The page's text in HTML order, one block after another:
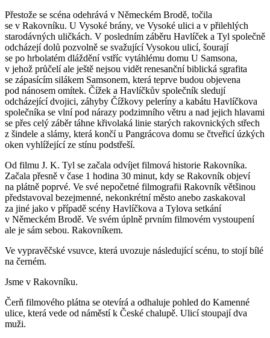
Přestože se scéna odehrává v Německém Brodě, točila
se v Rakovníku. U Vysoké brány, ve Vysoké ulici a v přilehlých
starodávných uličkách. V posledním záběru Havlíček a Tyl společně
odcházejí dolů pozvolně se svažující Vysokou ulicí, šourají
se po hrbolatém dláždění vstříc vytáhlému domu U Samsona,
v jehož průčelí ale ještě nejsou vidět renesanční biblická sgrafita
se zápasícím silákem Samsonem, která teprve budou objevena
pod nánosem omítek. Čížek a Havlíčkův společník sledují
odcházející dvojici, záhyby Čížkovy peleríny a kabátu Havlíčkova
společníka se vlní pod nárazy podzimního větru a nad jejich hlavami
se přes celý záběr táhne křivolaká linie starých rakovnických střech
z šindele a slámy, která končí u Pangrácova domu se čtveřicí úzkých
oken vyhlížející ze stínu podstřeší.
Od filmu J. K. Tyl se začala odvíjet filmová historie Rakovníka.
Začala přesně v čase 1 hodina 30 minut, kdy se Rakovník objeví
na plátně poprvé. Ve své nepočetné filmografii Rakovník většinou
představoval bezejmenné, nekonkrétní město anebo zaskakoval
za jiné jako v případě scény Havlíčkova a Tylova setkání
v Německém Brodě. Ve svém úplně prvním filmovém vystoupení
ale je sám sebou. Rakovníkem.
Ve vypravěčské vsuvce, která uvozuje následující scénu, to stojí bílé
na černém.
Jsme v Rakovníku.
Čerň filmového plátna se otevírá a odhaluje pohled do Kamenné
ulice, která vede od náměstí k České chalupě. Ulicí stoupají dva
muži.